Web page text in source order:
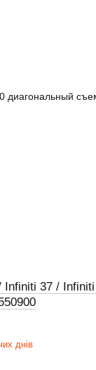
Infiniti 37 /
днів